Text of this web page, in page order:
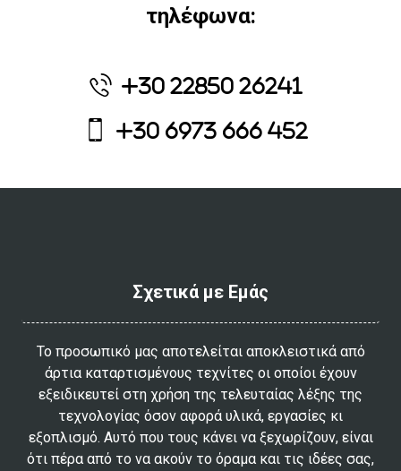
τηλέφωνα:
+30 22850 26241
+30 6973 666 452
Σχετικά με Εμάς
Το προσωπικό μας αποτελείται αποκλειστικά από
άρτια καταρτισμένους τεχνίτες οι οποίοι έχουν
εξειδικευτεί στη χρήση της τελευταίας λέξης της
τεχνολογίας όσον αφορά υλικά, εργασίες κι
εξοπλισμό. Αυτό που τους κάνει να ξεχωρίζουν, είναι
ότι πέρα από το να ακούν το όραμα και τις ιδέες σας,